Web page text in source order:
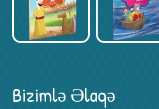
Bizimlə Əlaqə